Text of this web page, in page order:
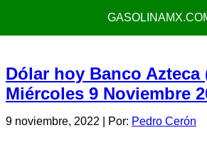
Dólar hoy Banco Azteca
Miércoles 9 Noviembre
9 noviembre, 2022 | Por: Pedro Cerón